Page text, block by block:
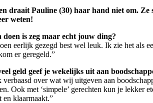
draait Pauline (30) haar hand niet om.
weten!
doen is zeg maar echt jouw ding?
eerlijk gezegd best wel leuk. Ik zie het als
er geregeld.”
geld geef je wekelijks uit aan
over wat wij uitgeven aan
Ook met ‘simpele’ gerechten kun je
en klaarmaakt.”